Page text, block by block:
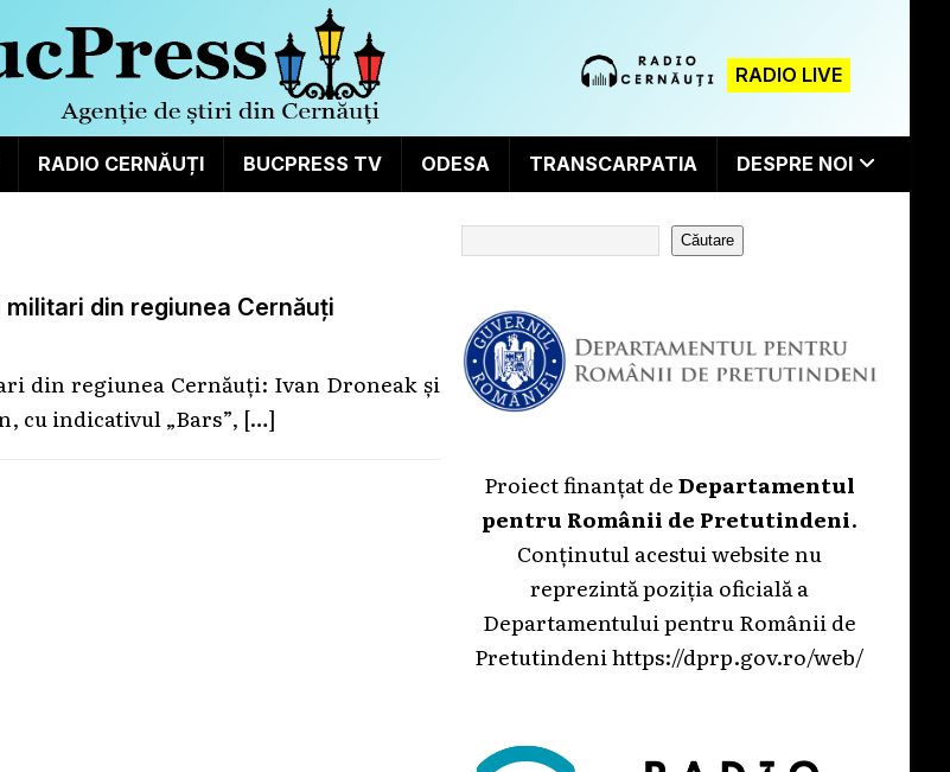
RADIO LIVE
RADIO CERNĂUȚI BUCPRESS TV ODESA TRANSCARPATIA DESPRE NOI
din regiunea Cernăuți
din regiunea Cernăuți: Ivan Droneak și
cu indicativul „Bars”, […]
Căutare
Proiect finanțat deDepartamentul
pentru Românii de Pretutindeni.
Conținutul acestui website nu
reprezintă poziția oficială a
Departamentului pentru Românii de
Pretutindenihttps://dprp.gov.ro/web/